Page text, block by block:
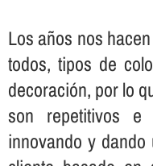
Los años nos
todos, tipos de
decoración, por lo
son repetitivos e
innovando y